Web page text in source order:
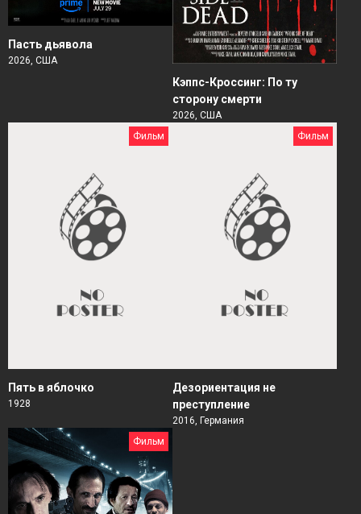
Пасть дьявола
2026, США
Кэппс-Кроссинг: По ту
сторону смерти
2026, США
Фильм
Пять в яблочко
1928
Фильм
Дезориентация не
преступление
2016, Германия
Фильм